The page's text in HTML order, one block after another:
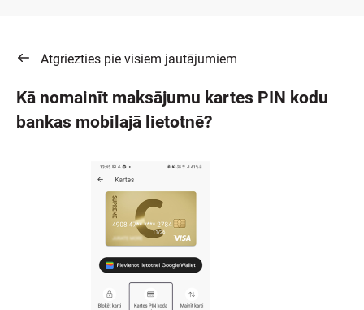
Atgriezties pie visiem jautājumiem
Kā nomainīt maksājumu kartes PIN kodu
bankas mobilajā lietotnē?